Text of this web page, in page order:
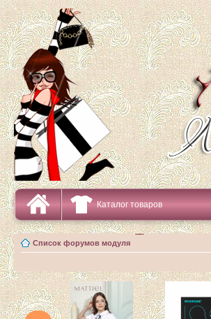
Каталог товаров
Список форумов модуля